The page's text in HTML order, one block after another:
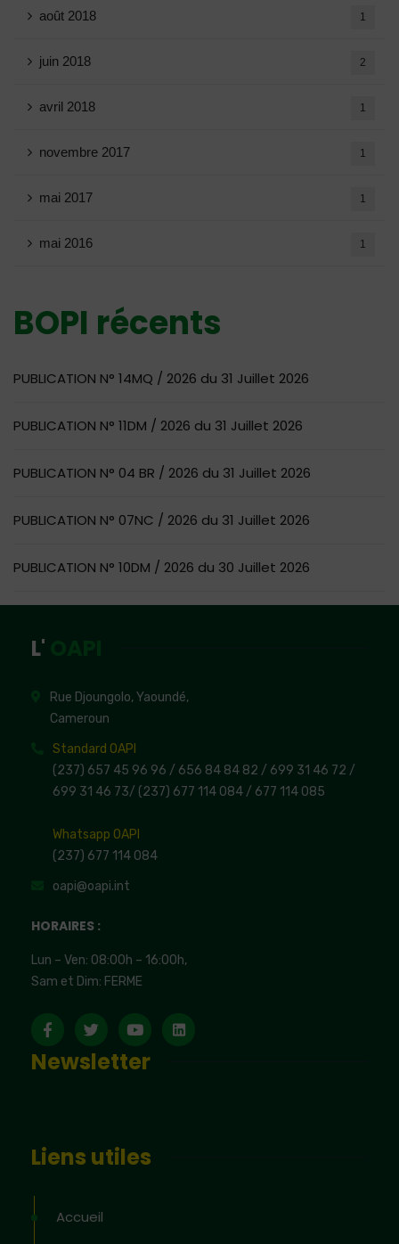
août 2018 1
juin 2018 2
avril 2018 1
novembre 2017 1
mai 2017 1
mai 2016 1
BOPI récents
PUBLICATION N° 14MQ / 2026 du 31 Juillet 2026
PUBLICATION N° 11DM / 2026 du 31 Juillet 2026
PUBLICATION N° 04 BR / 2026 du 31 Juillet 2026
PUBLICATION N° 07NC / 2026 du 31 Juillet 2026
PUBLICATION N° 10DM / 2026 du 30 Juillet 2026
L'
Rue Djoungolo, Yaoundé,
Cameroun
Standard OAPI
(237) 657 45 96 96 / 656 84 84 82 / 699 31 46 72 /
699 31 46 73/ (237) 677 114 084 / 677 114 085
Whatsapp OAPI
(237) 677 114 084
oapi@oapi.int
HORAIRES :
Lun – Ven: 08:00h – 16:00h,
Sam et Dim: FERME
Newsletter
Liens utiles
Accueil